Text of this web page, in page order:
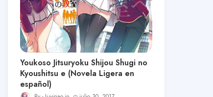
Youkoso Jitsuryoku Shijou Shugi no
Kyoushitsu e (Novela Ligera en
español)